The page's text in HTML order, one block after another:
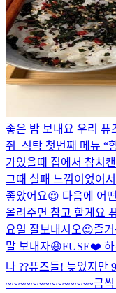
좋은 밤 보내요 우리
쥐_식탁 첫번째 메뉴 “
가있을때 집에서 참치
그때 실패 느낌이었어
좋았어요😍 다음에 어
올려주면 참고 할게요
요일 잘보내시오😉즐
말 보내자😆FUSE❤️ 하
나 ??퓨즈들! 늦었지만
~~~~~~~~~~~~~~금